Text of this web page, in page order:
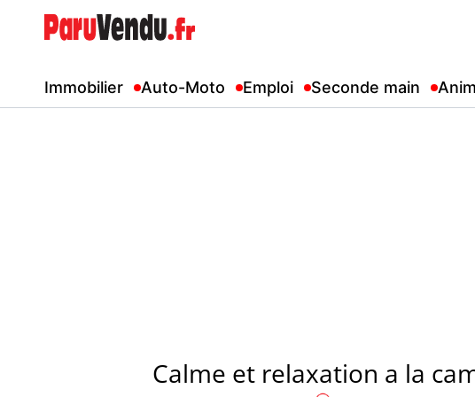
Immobilier Auto-Moto Emploi Seconde main
Calme et relaxation a la